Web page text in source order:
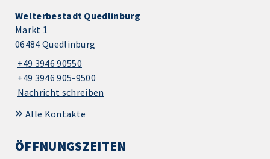
Welterbestadt Quedlinburg
Markt 1
06484 Quedlinburg
+49 3946 90550
+49 3946 905-9500
Nachricht schreiben
Alle Kontakte
ÖFFNUNGSZEITEN